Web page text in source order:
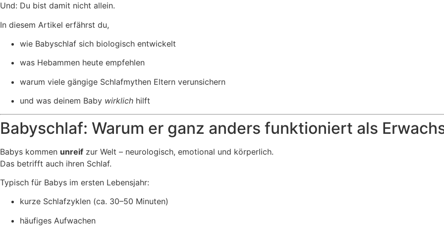
Und: Du bist damit nicht allein.
In diesem Artikel erfährst du,
wie Babyschlaf sich biologisch entwickelt
was Hebammen heute empfehlen
warum viele gängige Schlafmythen Eltern verunsichern
und was deinem Baby wirklich hilft
Babyschlaf: Warum er ganz anders funktioniert als
Babys kommen unreif zur Welt – neurologisch, emotional und körperlich.
Das betrifft auch ihren Schlaf.
Typisch für Babys im ersten Lebensjahr:
kurze Schlafzyklen (ca. 30–50 Minuten)
häufiges Aufwachen